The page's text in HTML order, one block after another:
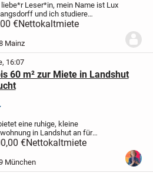
liebe*r Leser*in, mein Name ist Lux
und ich studiere
Medien in Mainz. Aktuell
2027 gedreht wird. Dafür bin ich...
€Nettokaltmiete
Mainz
16:07
60 m² zur Miete in Landshut
eine ruhige, kleine
in Landshut an für
Seniorin, die sich
nach Landshut verändern will?
zwar in Rente, aber nebenbei als
€Nettokaltmiete
München